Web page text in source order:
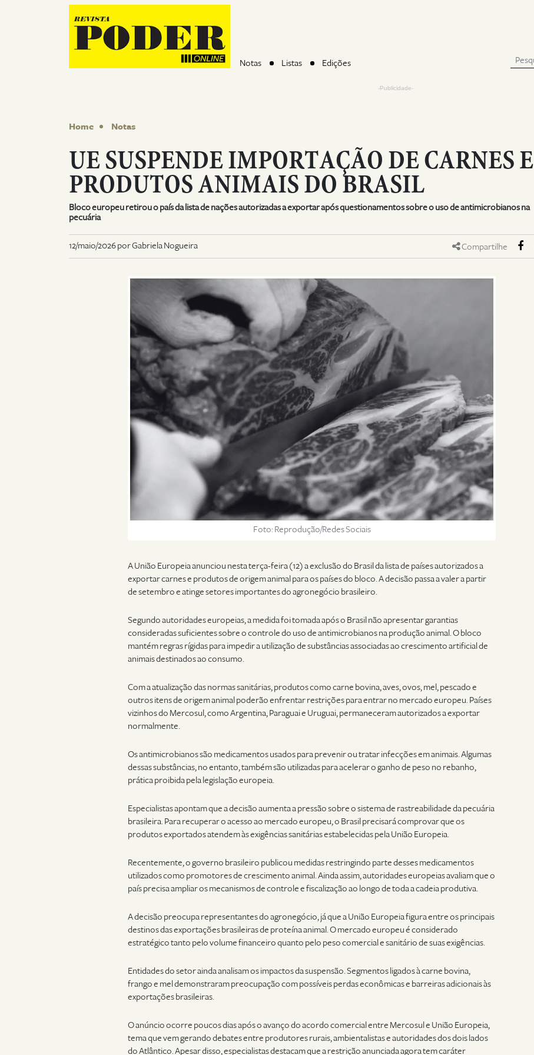
Notas Listas Edições
-Publicidade-
Home Notas
UE SUSPENDE IMPORTAÇÃO DE CARNES E
PRODUTOS ANIMAIS DO BRASIL
Bloco europeu retirou o país da lista de nações autorizadas a exportar após questionamentos sobre o uso de antimicrobianos na
pecuária
12/maio/2026 por Gabriela Nogueira Compartilhe
Foto: Reprodução/Redes Sociais
AUnião Europeiaanunciou nesta terça-feira (12) a exclusão do Brasil da lista de países autorizados a
exportar carnes e produtos de origem animal para os países do bloco. A decisão passa a valer a partir
de setembro e atinge setores importantes do agronegócio brasileiro.
Segundo autoridades europeias, a medida foi tomada após o Brasil não apresentar garantias
consideradas suficientes sobre o controle do uso de antimicrobianos na produção animal. O bloco
mantém regras rígidas para impedir a utilização de substâncias associadas ao crescimento artificial de
animais destinados ao consumo.
Com a atualização das normas sanitárias, produtos como carne bovina, aves, ovos, mel, pescado e
outros itens de origem animal poderão enfrentar restrições para entrar no mercado europeu. Países
vizinhos do Mercosul, como Argentina, Paraguai e Uruguai, permaneceram autorizados a exportar
normalmente.
Os antimicrobianos são medicamentos usados para prevenir ou tratar infecções em animais. Algumas
dessas substâncias, no entanto, também são utilizadas para acelerar o ganho de peso no rebanho,
prática proibida pela legislação europeia.
Especialistas apontam que a decisão aumenta a pressão sobre o sistema de rastreabilidade da pecuária
brasileira. Para recuperar o acesso ao mercado europeu, o Brasil precisará comprovar que os
produtos exportados atendem às exigências sanitárias estabelecidas pela União Europeia.
Recentemente, o governo brasileiro publicou medidas restringindo parte desses medicamentos
utilizados como promotores de crescimento animal. Ainda assim, autoridades europeias avaliam que o
país precisa ampliar os mecanismos de controle e fiscalização ao longo de toda a cadeia produtiva.
A decisão preocupa representantes do agronegócio, já que a União Europeia figura entre os principais
destinos das exportações brasileiras de proteína animal. O mercado europeu é considerado
estratégico tanto pelo volume financeiro quanto pelo peso comercial e sanitário de suas exigências.
Entidades do setor ainda analisam os impactos da suspensão. Segmentos ligados à carne bovina,
frango e mel demonstraram preocupação com possíveis perdas econômicas e barreiras adicionais às
exportações brasileiras.
O anúncio ocorre poucos dias após o avanço do acordo comercial entre Mercosul e União Europeia,
tema que vem gerando debates entre produtores rurais, ambientalistas e autoridades dos dois lados
do Atlântico. Apesar disso, especialistas destacam que a restrição anunciada agora tem caráter